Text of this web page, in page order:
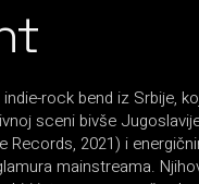
indie-rock bend iz Srbije,
sceni bivše
Records, 2021) i
mainstreama.